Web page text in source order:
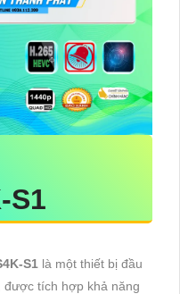
S1
S1 là một thiết bị đầu
được tích hợp khả năng